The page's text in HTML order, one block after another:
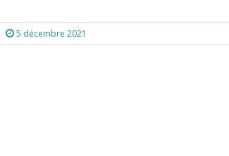
5 décembre 2021